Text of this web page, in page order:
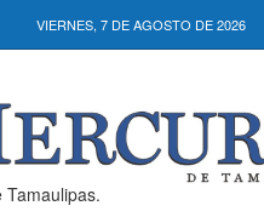
VIERNES, 7 DE AGOSTO DE 2026